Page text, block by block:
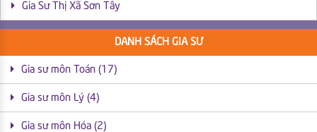
Gia Sư Thị Xã Sơn Tây
DANH SÁCH GIA SƯ
Gia sư môn Toán (17)
Gia sư môn Lý (4)
Gia sư môn Hóa (2)